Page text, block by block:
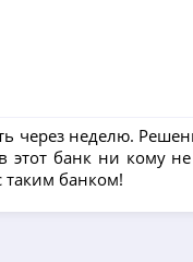
через неделю.
банк ни кому
таким банком!